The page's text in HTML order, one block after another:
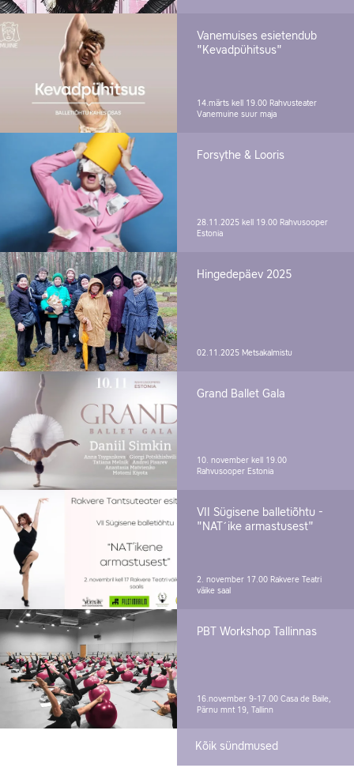
Vanemuises esietendub
"Kevadpühitsus"
14.märts kell 19.00 Rahvusteater
Vanemuine suur maja
Forsythe & Looris
28.11.2025 kell 19.00 Rahvusooper
Estonia
Hingedepäev 2025
02.11.2025 Metsakalmistu
Grand Ballet Gala
10. november kell 19.00
Rahvusooper Estonia
VII Sügisene balletiõhtu -
"NAT´ike armastusest"
2. november 17.00 Rakvere Teatri
väike saal
PBT Workshop Tallinnas
16.november 9-17.00 Casa de Baile,
Pärnu mnt 19, Tallinn
Kõik sündmused